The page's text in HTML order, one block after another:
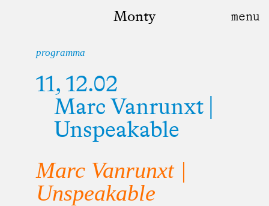
Monty
programma
11, 12.02
Marc Vanrunxt |
Unspeakable
Marc Vanrunxt |
Unspeakable